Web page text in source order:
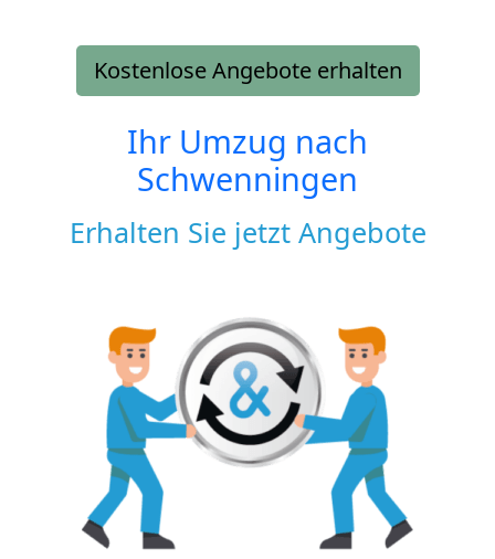
Kostenlose Angebote erhalten
Ihr Umzug nach
Schwenningen
Erhalten Sie jetzt Angebote